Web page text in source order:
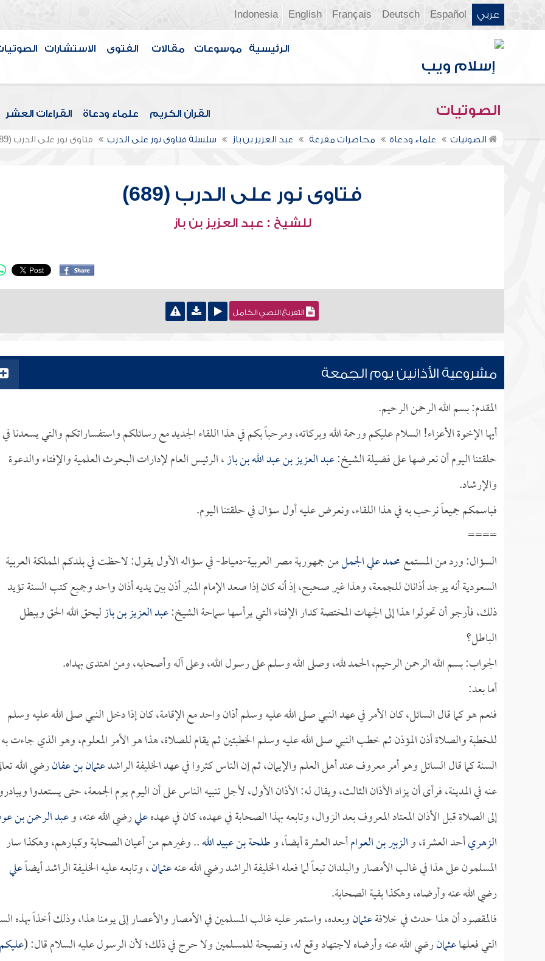
عربي Español
Deutsch
Français
English
Indonesia
الرئيسية موسوعات الفتوى الاستشارات الصوتيات
الصوتيات القرآن الكريم علماء ودعاة القراءات العشر
الصوتيات علماء ودعاة محاضرات مفرغة عبد العزيز بن باز سلسلة فتاوى نور على الدرب فتاوى نور على الدرب (689)
فتاوى نور على الدرب (689)
للشيخ : عبد العزيز بن باز
التفريغ النصي الكامل
مشروعية الأذانين يوم الجمعة
المقدم: بسم الله الرحمن الرحيم.
أيها الإخوة الأعزاء! السلام عليكم ورحمة الله وبركاته، ومرحباً بكم في هذا اللقاء الجديد مع رسائلكم واستفساراتكم والتي يسعدنا في
حلقتنا اليوم أن نعرضها على فضيلة الشيخ:عبد العزيز بن عبد الله بن باز، الرئيس العام لإدارات البحوث العلمية والإفتاء والدعوة
والإرشاد.
فباسمكم جميعاً نرحب به في هذا اللقاء، ونعرض عليه أول سؤال في حلقتنا اليوم.
====
السؤال: ورد من المستمعمحمد علي الجملمن جمهورية مصر العربية-دمياط- في سؤاله الأول يقول: لاحظت في بلدكم المملكة العربية
السعودية أنه يوجد أذانان للجمعة، وهذا غير صحيح، إذ أنه كان إذا صعد الإمام المنبر أذن بين يديه أذان واحد وجميع كتب السنة تؤيد
ذلك، فأرجو أن تحولوا هذا إلى الجهات المختصة كدار الإفتاء التي يرأسها سماحة الشيخ:عبد العزيز بن بازليحق الله الحق ويبطل
الباطل؟
الجواب: بسم الله الرحمن الرحيم، الحمد لله، وصلى الله وسلم على رسول الله، وعلى آله وأصحابه، ومن اهتدى بهداه.
أما بعد:
فنعم هو كما قال السائل، كان الأمر في عهد النبي صلى الله عليه وسلم أذان واحد مع الإقامة، كان إذا دخل النبي صلى الله عليه وسلم
للخطبة والصلاة أذن المؤذن ثم خطب النبي صلى الله عليه وسلم الخطبتين ثم يقام للصلاة، هذا هو الأمر المعلوم، وهو الذي جاءت به
السنة كما قال السائل وهو أمر معروف عند أهل العلم والإيمان، ثم إن الناس كثروا في عهد الخليفة الراشدعثمان بن عفانرضي الله
عنه في المدينة، فرأى أن يزاد الأذان الثالث، ويقال له: الأذان الأول، لأجل تنبيه الناس على أن اليوم يوم الجمعة، حتى يستعدوا
إلى الصلاة قبل الأذان المعتاد المعروف بعد الزوال، وتابعه بهذا الصحابة في عهده، كان في عهدهعليرضي الله عنه، وعبد الرحمن بن
الزهريأحد العشرة، والزبير بن العوامأحد العشرة أيضاً، وطلحة بن عبيد الله.. وغيرهم من أعيان الصحابة وكبارهم، وهكذا سار
المسلمون على هذا في غالب الأمصار والبلدان تبعاً لما فعله الخليفة الراشد رضي الله عنهعثمان، وتابعه عليه الخليفة الراشد أيضاًعلي
رضي الله عنه وأرضاه، وهكذا بقية الصحابة.
فالمقصود أن هذا حدث في خلافةعثمانوبعده، واستمر عليه غالب المسلمين في الأمصار والأعصار إلى يومنا هذا، وذلك أخذاً بهذه
التي فعلهاعثمانرضي الله عنه وأرضاه لاجتهاد وقع له، ونصيحة للمسلمين ولا حرج في ذلك؛ لأن الرسول عليه السلام قال: (عليكم